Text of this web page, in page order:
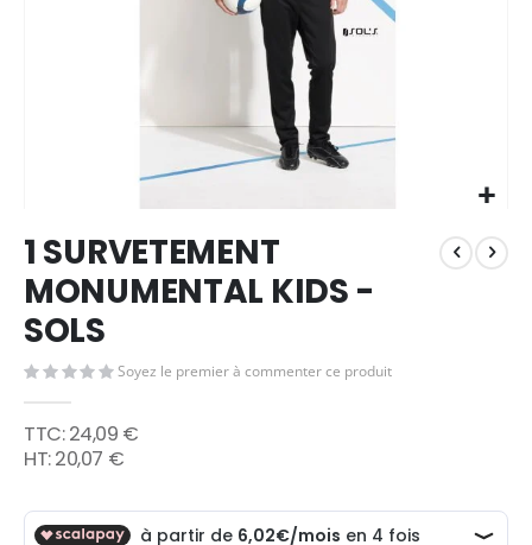
to
the
beginning
of
the
images
1 SURVETEMENT
MONUMENTAL KIDS -
SOLS
Soyez le premier à commenter ce produit
24,09 €
20,07 €